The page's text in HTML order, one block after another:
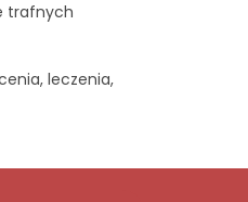
trafnych
leczenia,